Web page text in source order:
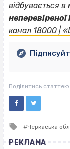
відбувається в
неперевіреної
канал 18000 |
Поділитись статтею
Tagged
Черкаська
РЕКЛАМА